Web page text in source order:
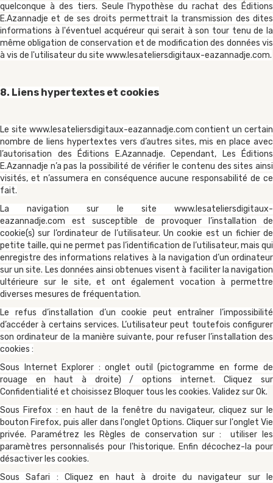
quelconque à des tiers. Seule l'hypothèse du rachat des Éditions
E.Azannadje et de ses droits permettrait la transmission des dites
informations à l'éventuel acquéreur qui serait à son tour tenu de la
même obligation de conservation et de modification des données vis
à vis de l'utilisateur du site www.lesateliersdigitaux-eazannadje.com.
8. Liens hypertextes et cookies
Le site www.lesateliersdigitaux-eazannadje.com contient un certain
nombre de liens hypertextes vers d’autres sites, mis en place avec
l’autorisation des Éditions E.Azannadje. Cependant, Les Éditions
E.Azannadje n’a pas la possibilité de vérifier le contenu des sites ainsi
visités, et n’assumera en conséquence aucune responsabilité de ce
fait.
La navigation sur le site www.lesateliersdigitaux-
eazannadje.com est susceptible de provoquer l’installation de
cookie(s) sur l’ordinateur de l’utilisateur. Un cookie est un fichier de
petite taille, qui ne permet pas l’identification de l’utilisateur, mais qui
enregistre des informations relatives à la navigation d’un ordinateur
sur un site. Les données ainsi obtenues visent à faciliter la navigation
ultérieure sur le site, et ont également vocation à permettre
diverses mesures de fréquentation.
Le refus d’installation d’un cookie peut entraîner l’impossibilité
d’accéder à certains services. L’utilisateur peut toutefois configurer
son ordinateur de la manière suivante, pour refuser l’installation des
cookies :
Sous Internet Explorer : onglet outil (pictogramme en forme de
rouage en haut à droite) / options internet. Cliquez sur
Confidentialité et choisissez Bloquer tous les cookies. Validez sur Ok.
Sous Firefox : en haut de la fenêtre du navigateur, cliquez sur le
bouton Firefox, puis aller dans l'onglet Options. Cliquer sur l'onglet Vie
privée. Paramétrez les Règles de conservation sur : utiliser les
paramètres personnalisés pour l'historique. Enfin décochez-la pour
désactiver les cookies.
Sous Safari : Cliquez en haut à droite du navigateur sur le